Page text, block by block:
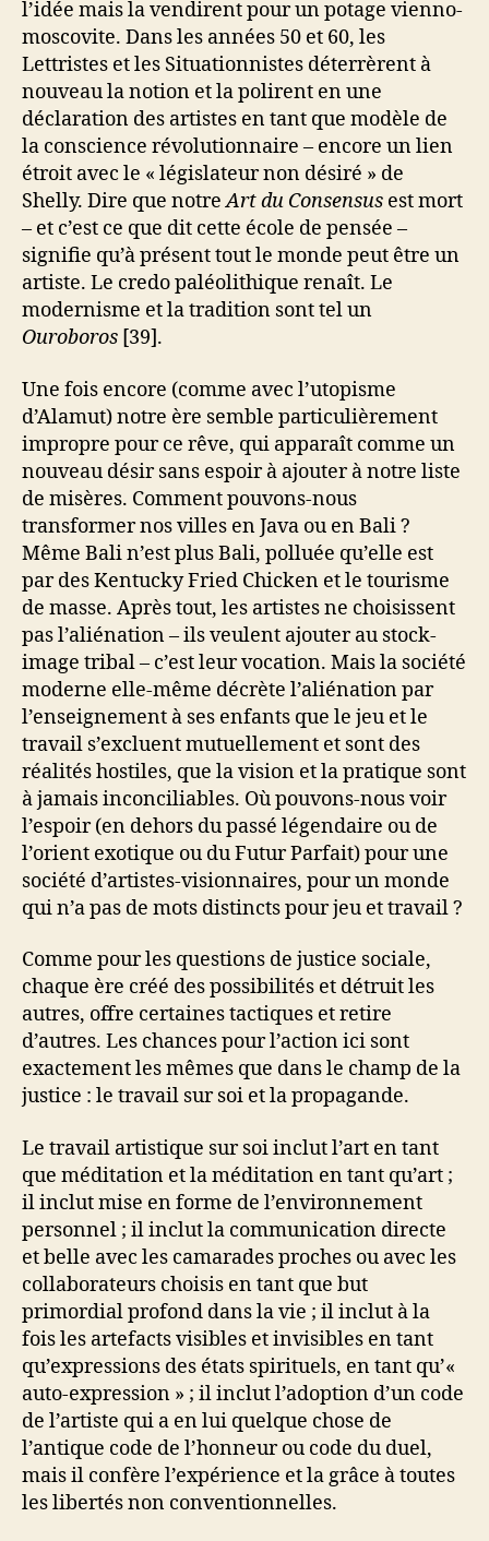
l’idée mais la vendirent pour un potage vienno-
moscovite. Dans les années 50 et 60, les
Lettristes et les Situationnistes déterrèrent à
nouveau la notion et la polirent en une
déclaration des artistes en tant que modèle de
la conscience révolutionnaire – encore un lien
étroit avec le « législateur non désiré » de
Shelly. Dire que notreArt du Consensus est mort
– et c’est ce que dit cette école de pensée –
signifie qu’à présent tout le monde peut être un
artiste. Le credo paléolithique renaît. Le
modernisme et la tradition sont tel un
Ouroboros [39].
Une fois encore (comme avec l’utopisme
d’Alamut) notre ère semble particulièrement
impropre pour ce rêve, qui apparaît comme un
nouveau désir sans espoir à ajouter à notre liste
de misères. Comment pouvons-nous
transformer nos villes en Java ou en Bali ?
Même Bali n’est plus Bali, polluée qu’elle est
par des Kentucky Fried Chicken et le tourisme
de masse. Après tout, les artistes ne choisissent
pas l’aliénation – ils veulent ajouter au stock-
image tribal – c’est leur vocation. Mais la société
moderne elle-même décrète l’aliénation par
l’enseignement à ses enfants que le jeu et le
travail s’excluent mutuellement et sont des
réalités hostiles, que la vision et la pratique sont
à jamais inconciliables. Où pouvons-nous voir
l’espoir (en dehors du passé légendaire ou de
l’orient exotique ou du Futur Parfait) pour une
société d’artistes-visionnaires, pour un monde
qui n’a pas de mots distincts pour jeu et travail ?
Comme pour les questions de justice sociale,
chaque ère créé des possibilités et détruit les
autres, offre certaines tactiques et retire
d’autres. Les chances pour l’action ici sont
exactement les mêmes que dans le champ de la
justice : le travail sur soi et la propagande.
Le travail artistique sur soi inclut l’art en tant
que méditation et la méditation en tant qu’art ;
il inclut mise en forme de l’environnement
personnel ; il inclut la communication directe
et belle avec les camarades proches ou avec les
collaborateurs choisis en tant que but
primordial profond dans la vie ; il inclut à la
fois les artefacts visibles et invisibles en tant
qu’expressions des états spirituels, en tant qu’«
auto-expression » ; il inclut l’adoption d’un code
de l’artiste qui a en lui quelque chose de
l’antique code de l’honneur ou code du duel,
mais il confère l’expérience et la grâce à toutes
les libertés non conventionnelles.